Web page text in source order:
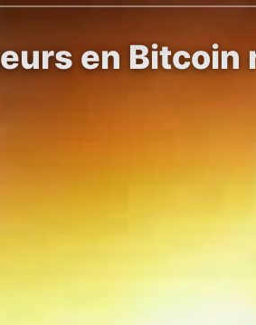
en